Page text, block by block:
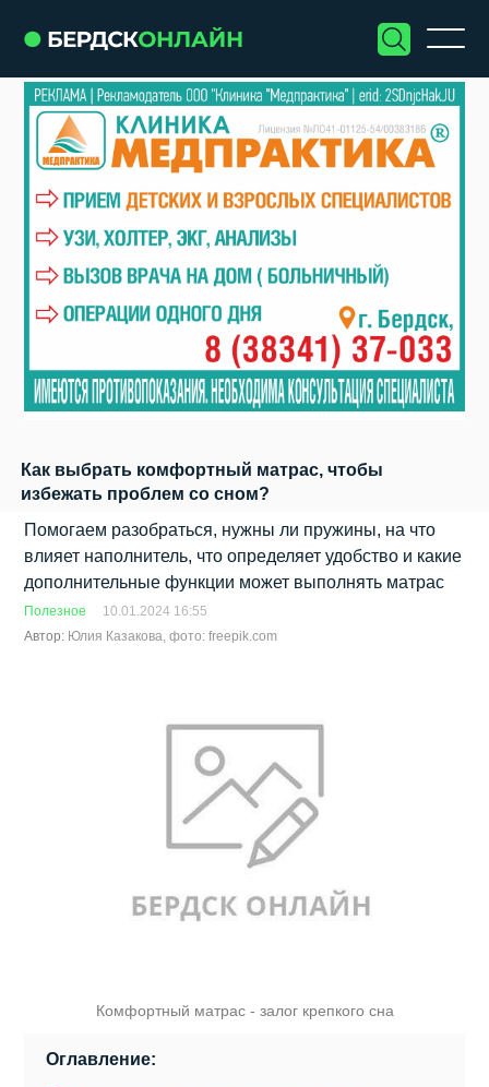
Как выбрать комфортный матрас, чтобы
избежать проблем со сном?
Помогаем разобраться, нужны ли пружины, на что
влияет наполнитель, что определяет удобство и какие
дополнительные функции может выполнять матрас
Полезное
10.01.2024 16:55
Автор: Юлия Казакова, фото: freepik.com
Комфортный матрас - залог крепкого сна
Оглавление: